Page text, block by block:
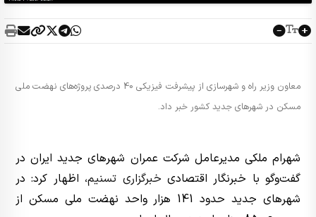
معاون وزیر راه و شهرسازی از پیشرفت فیزیکی 40 درصدی پروژه‌های نهضت ملی
مسکن در شهرهای جدید کشور خبر داد.
شهرام ملکی مدیرعامل شرکت عمران شهرهای جدید ایران در
گفت‌وگو با خبرنگار اقتصادی خبرگزاری تسنیم،‌ اظهار کرد: در
شهرهای جدید حدود 141 هزار واحد نهضت ملی مسکن از